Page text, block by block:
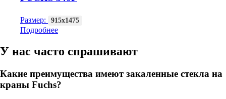
Размер: 915х1475
Подробнее
У нас часто спрашивают
Какие преимущества имеют закаленные стекла на
краны Fuchs?